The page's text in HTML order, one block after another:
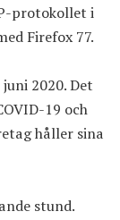
protokollet i
Firefox 77.
2020. Det
19 och
håller sina
stund.